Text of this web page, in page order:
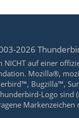
2026
NICHT auf einer
Mozilla®,
Bugzilla™,
Logo sind
Markenzeichen